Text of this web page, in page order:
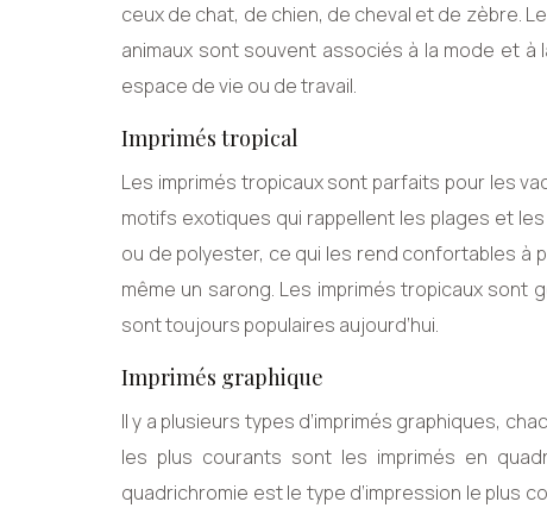
ceux de chat, de chien, de cheval et de zèbre.
animaux sont souvent associés à la mode et
espace de vie ou de travail.
Imprimés tropical
Les imprimés tropicaux sont parfaits pour les
motifs exotiques qui rappellent les plages et
ou de polyester, ce qui les rend confortables à
même un sarong. Les imprimés tropicaux sont
sont toujours populaires aujourd’hui.
Imprimés graphique
Il y a plusieurs types d’imprimés graphiques,
les plus courants sont les imprimés en
quadrichromie est le type d’impression le plus